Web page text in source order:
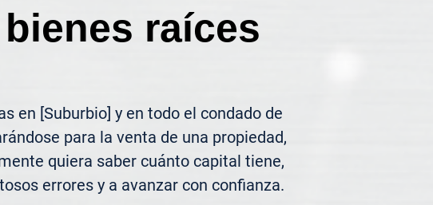
raíces
en [Suburbio] y en todo el condado de
para la venta de una propiedad,
quiera saber cuánto capital tiene,
errores y a avanzar con confianza.